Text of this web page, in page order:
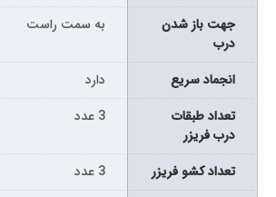
جهت باز شدن
درب
به سمت راست
انجماد سریع
دارد
تعداد طبقات
درب فریزر
3 عدد
تعداد کشو فریزر
3 عدد